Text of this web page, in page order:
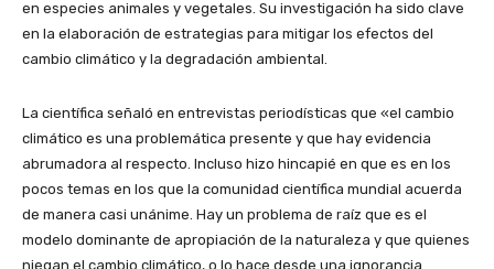
en especies animales y vegetales. Su investigación ha sido clave
en la elaboración de estrategias para mitigar los efectos del
cambio climático y la degradación ambiental.
La científica señaló en entrevistas periodísticas que «el cambio
climático es una problemática presente y que hay evidencia
abrumadora al respecto. Incluso hizo hincapié en que es en los
pocos temas en los que la comunidad científica mundial acuerda
de manera casi unánime. Hay un problema de raíz que es el
modelo dominante de apropiación de la naturaleza y que quienes
niegan el cambio climático, o lo hace desde una ignorancia